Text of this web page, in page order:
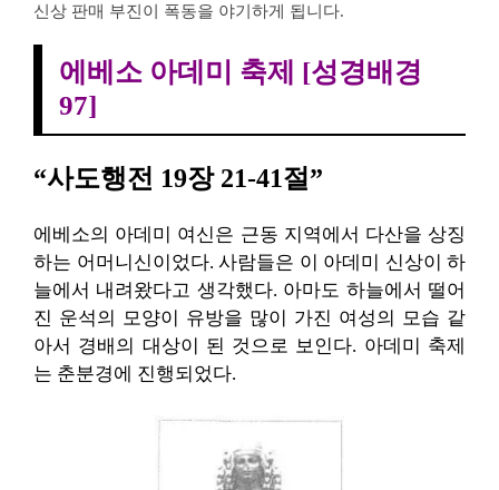
신상 판매 부진이 폭동을 야기하게 됩니다.
에베소 아데미 축제 [성경배경
97]
“사도행전 19장 21-41절”
에베소의 아데미 여신은 근동 지역에서 다산을 상징
하는 어머니신이었다. 사람들은 이 아데미 신상이 하
늘에서 내려왔다고 생각했다. 아마도 하늘에서 떨어
진 운석의 모양이 유방을 많이 가진 여성의 모습 같
아서 경배의 대상이 된 것으로 보인다. 아데미 축제
는 춘분경에 진행되었다.